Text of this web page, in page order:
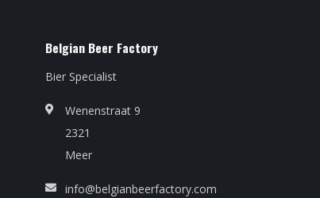
Belgian Beer Factory
Bier Specialist
Wenenstraat 9
2321
Meer
info@belgianbeerfactory.com